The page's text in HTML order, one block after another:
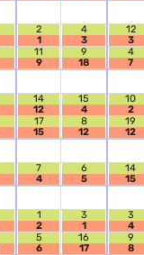
2
1
4
3
12
3
11
9
9
18
4
7
14
12
15
4
10
2
17
15
8
12
19
12
7
4
6
5
14
15
1
2
3
1
3
4
5
6
16
17
9
8